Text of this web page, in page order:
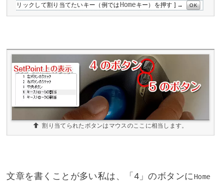
リックして割り当てたいキー（例では Homeキー）を押す ] → OK
割り当てられたボタンはマウスのここに相当します。
文章を書くことが多い私は、「4」のボタンにHome